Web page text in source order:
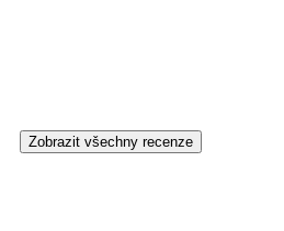
Zobrazit všechny recenze